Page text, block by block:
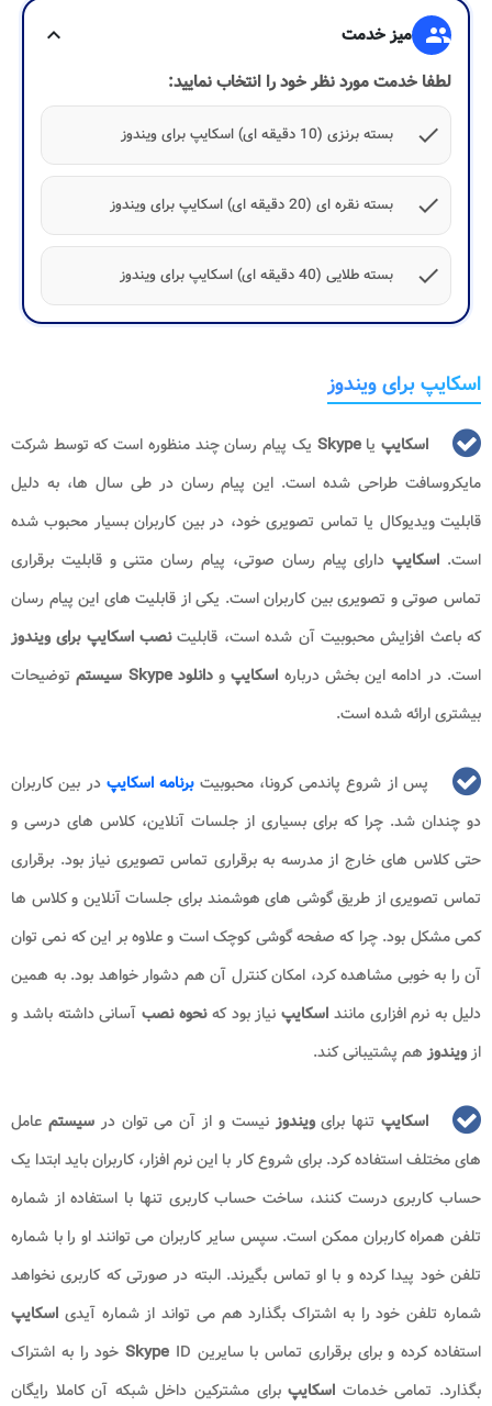
group میز خدمت
expand_more
لطفا خدمت مورد نظر خود را انتخاب نمایید:
check
بسته برنزی (10 دقیقه ای) اسکایپ برای ویندوز
check بسته نقره ای (20 دقیقه ای) اسکایپ برای ویندوز
check بسته طلایی (40 دقیقه ای) اسکایپ برای ویندوز
اسکایپ برای ویندوز
اسکایپ یاSkype یک پیام رسان چند منظوره است که توسط شرکت
مایکروسافت طراحی شده است. این پیام رسان در طی سال ها، به دلیل
قابلیت ویدیوکال یا تماس تصویری خود، در بین کاربران بسیار محبوب شده
است. اسکایپ دارای پیام رسان صوتی، پیام رسان متنی و قابلیت برقراری
تماس صوتی و تصویری بین کاربران است. یکی از قابلیت های این پیام رسان
که باعث افزایش محبوبیت آن شده است، قابلیتنصب اسکایپ برای ویندوز
است. در ادامه این بخش درباره اسکایپ ودانلودSkype سیستم توضیحات
بیشتری ارائه شده است.
پس از شروع پاندمی کرونا، محبوبیتبرنامه اسکایپ در بین کاربران
دو چندان شد. چرا که برای بسیاری از جلسات آنلاین، کلاس های درسی و
حتی کلاس های خارج از مدرسه به برقراری تماس تصویری نیاز بود. برقراری
تماس تصویری از طریق گوشی های هوشمند برای جلسات آنلاین و کلاس ها
کمی مشکل بود. چرا که صفحه گوشی کوچک است و علاوه بر این که نمی توان
آن را به خوبی مشاهده کرد، امکان کنترل آن هم دشوار خواهد بود. به همین
دلیل به نرم افزاری مانند اسکایپ نیاز بود کهنحوه نصب آسانی داشته باشد و
ازویندوزهم پشتیبانی کند.
اسکایپ تنها برایویندوزنیست و از آن می توان درسیستم عامل
های مختلف استفاده کرد. برای شروع کار با این نرم افزار، کاربران باید ابتدا یک
حساب کاربری درست کنند، ساخت حساب کاربری تنها با استفاده از شماره
تلفن همراه کاربران ممکن است. سپس سایر کاربران می توانند او را با شماره
تلفن خود پیدا کرده و با او تماس بگیرند. البته در صورتی که کاربری نخواهد
شماره تلفن خود را به اشتراک بگذارد هم می تواند از شماره آیدی اسکایپ
استفاده کرده و برای برقراری تماس با سایرین
Skype ID
خود را به اشتراک
بگذارد. تمامی خدمات اسکایپبرای مشترکین داخل شبکه آن کاملا رایگان